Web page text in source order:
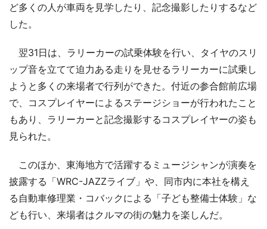
ど多くの人が車両を見学したり、記念撮影したりするなど
した。
翌31日は、ラリーカーの試乗体験を行い、タイヤのスリ
ップ音を立てて迫力ある走りを見せるラリーカーに試乗し
ようと多くの来場者で行列ができた。付近の参合館前広場
で、コスプレイヤーによるステージショーが行われたこと
もあり、ラリーカーと記念撮影するコスプレイヤーの姿も
見られた。
このほか、東海地方で活躍するミュージシャンが演奏を
披露する「WRC-JAZZライブ」や、同市内に本社を構え
る自動車修理業・コバックによる「子ども整備士体験」な
ども行い、来場者はクルマの街の魅力を楽しんだ。